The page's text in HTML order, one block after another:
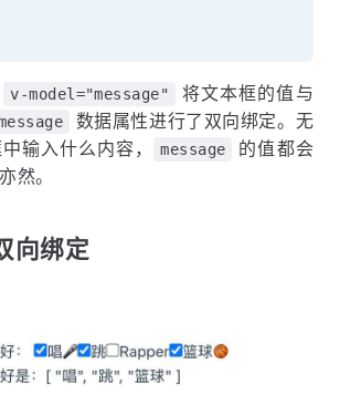
v-model="message"
将文本框的值与
数据属性进行了双向绑定。无
输入什么内容，
message
的值都会
然。
向绑定